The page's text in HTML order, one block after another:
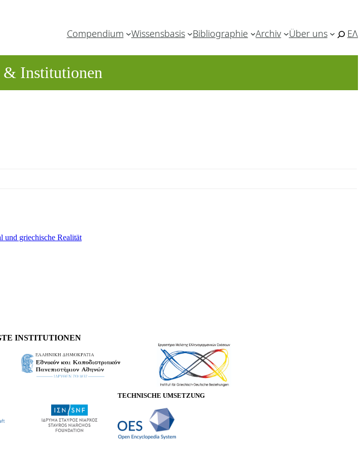
Compendium Wissensbasis Bibliographie Archiv Über uns ΕΛ
& Institutionen
und griechische Realität
INSTITUTIONEN
TECHNISCHE UMSETZUNG